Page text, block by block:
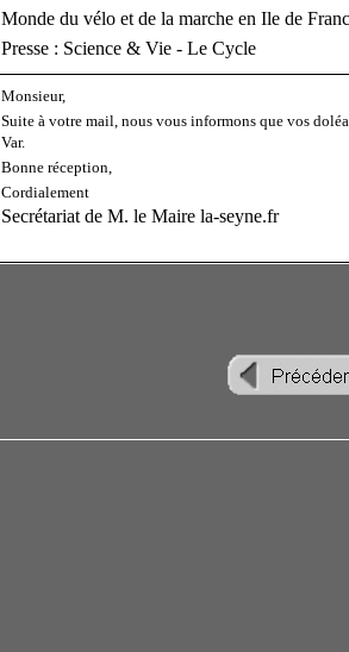
Monde du vélo et de la marche en Ile de
Presse : Science & Vie - Le Cycle
Monsieur,
Suite à votre mail, nous vous informons que vos
Var.
Bonne réception,
Cordialement
Secrétariat de M. le Maire la-seyne.fr